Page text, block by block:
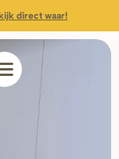
direct waar!